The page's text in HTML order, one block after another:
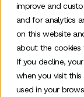
improve and
and for analytics
on this website
about the cookies
If you decline,
when you visit
used in your
Home News and
Why The Best
Email
PR and